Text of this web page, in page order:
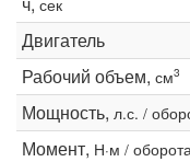
Двигатель
Рабочий объем, см3
Мощность, л.с. /
Момент, Н·м /